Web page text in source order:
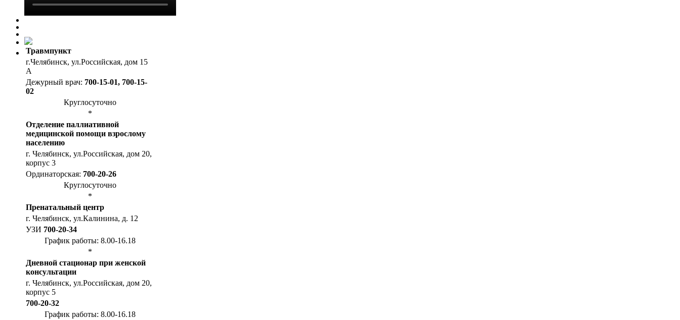
Травмпункт
г.Челябинск, ул.Российская, дом 15
А
Дежурный врач: 700-15-01, 700-15-
02
Круглосуточно
*
Отделение паллиативной
медицинской помощи взрослому
населению
г. Челябинск, ул.Российская, дом 20,
корпус 3
Ординаторская: 700-20-26
Круглосуточно
*
Пренатальный центр
г. Челябинск, ул.Калинина, д. 12
УЗИ 700-20-34
График работы: 8.00-16.18
*
Дневной стационар при женской
консультации
г. Челябинск, ул.Российская, дом 20,
корпус 5
700-20-32
График работы: 8.00-16.18